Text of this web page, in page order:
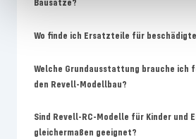
Wo finde ich Ersatzteile für
Welche Grundausstattung brauche ich
den Revell-Modellbau?
Sind Revell-RC-Modelle für Kinder und
gleichermaßen geeignet?